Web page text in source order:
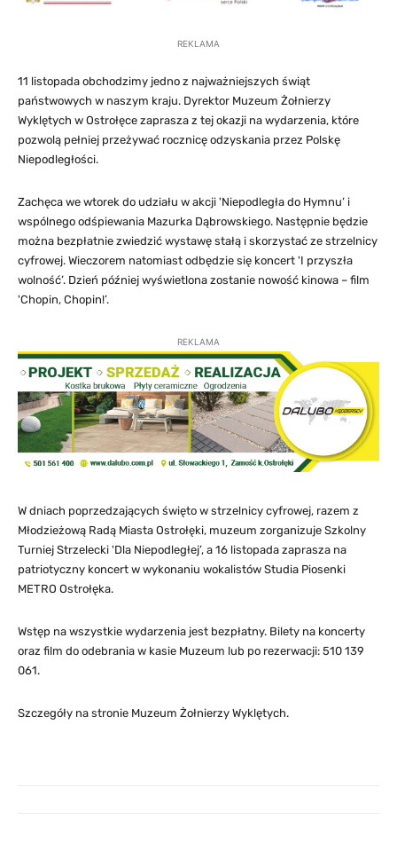
REKLAMA
11 listopada obchodzimy jedno z najważniejszych świąt
państwowych w naszym kraju. Dyrektor Muzeum Żołnierzy
Wyklętych w Ostrołęce zaprasza z tej okazji na wydarzenia, które
pozwolą pełniej przeżywać rocznicę odzyskania przez Polskę
Niepodległości.
Zachęca we wtorek do udziału w akcji 'Niepodległa do Hymnu’ i
wspólnego odśpiewania Mazurka Dąbrowskiego. Następnie będzie
można bezpłatnie zwiedzić wystawę stałą i skorzystać ze strzelnicy
cyfrowej. Wieczorem natomiast odbędzie się koncert 'I przyszła
wolność’. Dzień później wyświetlona zostanie nowość kinowa – film
'Chopin, Chopin!’.
REKLAMA
W dniach poprzedzających święto w strzelnicy cyfrowej, razem z
Młodzieżową Radą Miasta Ostrołęki, muzeum zorganizuje Szkolny
Turniej Strzelecki 'Dla Niepodległej’, a 16 listopada zaprasza na
patriotyczny koncert w wykonaniu wokalistów Studia Piosenki
METRO Ostrołęka.
Wstęp na wszystkie wydarzenia jest bezpłatny. Bilety na koncerty
oraz film do odebrania w kasie Muzeum lub po rezerwacji: 510 139
061.
Szczegóły na stronie Muzeum Żołnierzy Wyklętych.